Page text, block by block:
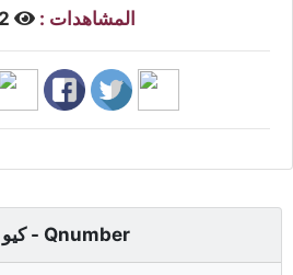
المشاهدات :
كيو نمبر - Qnumber